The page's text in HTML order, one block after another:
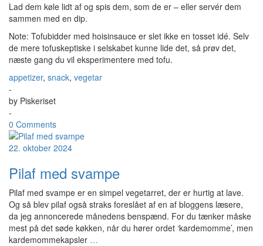
Lad dem køle lidt af og spis dem, som de er – eller servér dem
sammen med en dip.
Note: Tofubidder med hoisinsauce er slet ikke en tosset idé. Selv
de mere tofuskeptiske i selskabet kunne lide det, så prøv det,
næste gang du vil eksperimentere med tofu.
appetizer, snack, vegetar
-
by Piskeriset
-
0 Comments
22. oktober 2024
Pilaf med svampe
Pilaf med svampe er en simpel vegetarret, der er hurtig at lave.
Og så blev pilaf også straks foreslået af en af bloggens læsere,
da jeg annoncerede månedens benspænd. For du tænker måske
mest på det søde køkken, når du hører ordet ‘kardemomme’, men
kardemommekapsler …